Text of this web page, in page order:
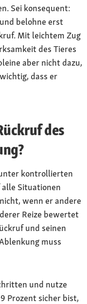
Sei konsequent:
belohne erst
Mit leichtem Zug
des Tieres
aber nicht dazu,
dass er
des
kontrollierten
Situationen
wenn er andere
Reize bewertet
und seinen
muss
und nutze
Prozent sicher bist,